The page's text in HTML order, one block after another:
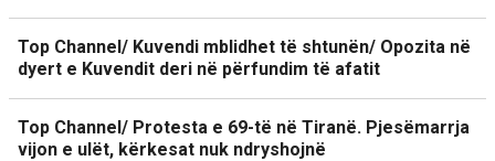
Top Channel/ Kuvendi mblidhet të shtunën/ Opozita në
dyert e Kuvendit deri në përfundim të afatit
Top Channel/ Protesta e 69-të në Tiranë. Pjesëmarrja
vijon e ulët, kërkesat nuk ndryshojnë